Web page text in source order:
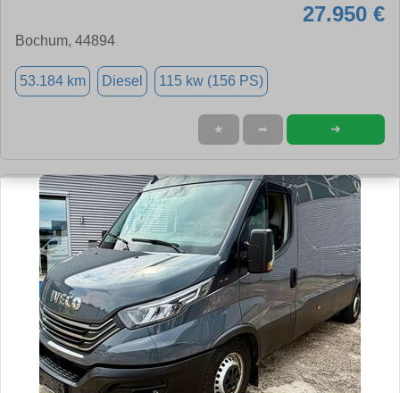
27.950 €
Bochum, 44894
53.184 km Diesel 115 kw (156 PS)
★ ➦ ➜